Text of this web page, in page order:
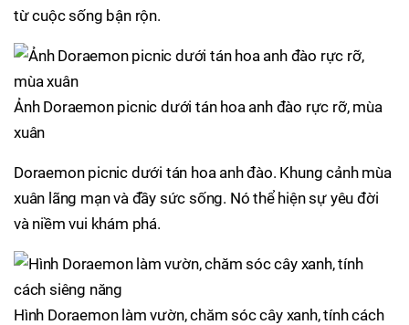
từ cuộc sống bận rộn.
Ảnh Doraemon picnic dưới tán hoa anh đào rực rỡ, mùa
xuân
Doraemon picnic dưới tán hoa anh đào. Khung cảnh mùa
xuân lãng mạn và đầy sức sống. Nó thể hiện sự yêu đời
và niềm vui khám phá.
Hình Doraemon làm vườn, chăm sóc cây xanh, tính cách